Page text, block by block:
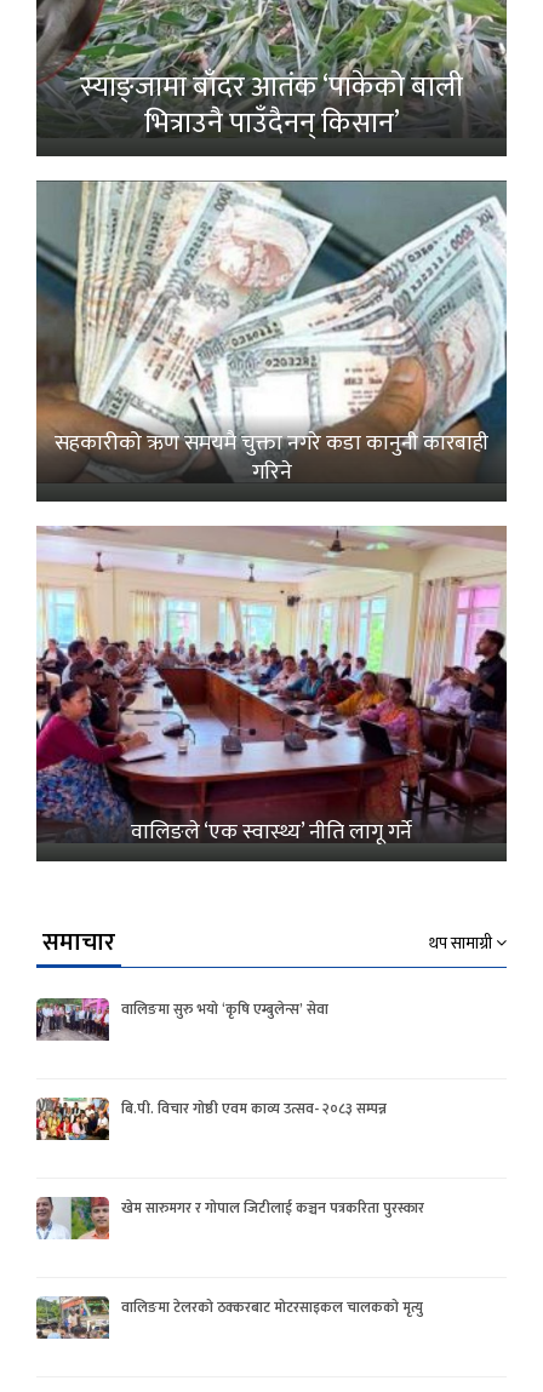
स्याङ्जामा बाँदर आतंक ‘पाकेको बाली
भित्राउनै पाउँदैनन् किसान’
सहकारीको ऋण समयमै चुक्ता नगरे कडा कानुनी कारबाही
गरिने
वालिङले ‘एक स्वास्थ्य’ नीति लागू गर्ने
समाचार थप सामाग्री
वालिङमा सुरु भयो ‘कृषि एम्बुलेन्स’ सेवा
बि.पी. विचार गोष्ठी एवम काव्य उत्सव- २०८३ सम्पन्न
खेम सारुमगर र गोपाल जिटीलाई कञ्चन पत्रकरिता पुरस्कार
वालिङमा टेलरको ठक्करबाट मोटरसाइकल चालकको मृत्यु